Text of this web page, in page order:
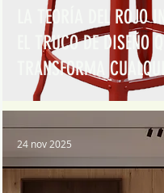
LA TEORÍA DEL ROJO
EL TRUCO DE DISEÑO
TRANSFORMA
24 nov 2025